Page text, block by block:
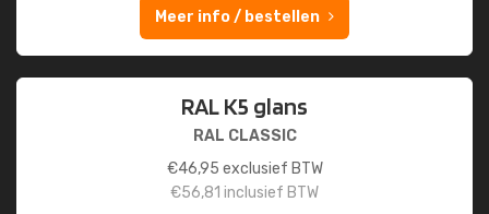
Meer info / bestellen
RAL K5 glans
RAL CLASSIC
€46,95 exclusief BTW
€56,81 inclusief BTW